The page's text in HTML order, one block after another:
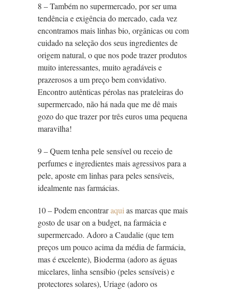
8 – Também no supermercado, por ser uma
tendência e exigência do mercado, cada vez
encontramos mais linhas bio, orgânicas ou com
cuidado na seleção dos seus ingredientes de
origem natural, o que nos pode trazer produtos
muito interessantes, muito agradáveis e
prazerosos a um preço bem convidativo.
Encontro autênticas pérolas nas prateleiras do
supermercado, não há nada que me dê mais
gozo do que trazer por três euros uma pequena
maravilha!
9 – Quem tenha pele sensível ou receio de
perfumes e ingredientes mais agressivos para a
pele, aposte em linhas para peles sensíveis,
idealmente nas farmácias.
10 – Podem encontraraquias marcas que mais
gosto de usar on a budget, na farmácia e
supermercado. Adoro a Caudalie (que tem
preços um pouco acima da média de farmácia,
mas é excelente), Bioderma (adoro as águas
micelares, linha sensibio (peles sensíveis) e
protectores solares), Uriage (adoro os